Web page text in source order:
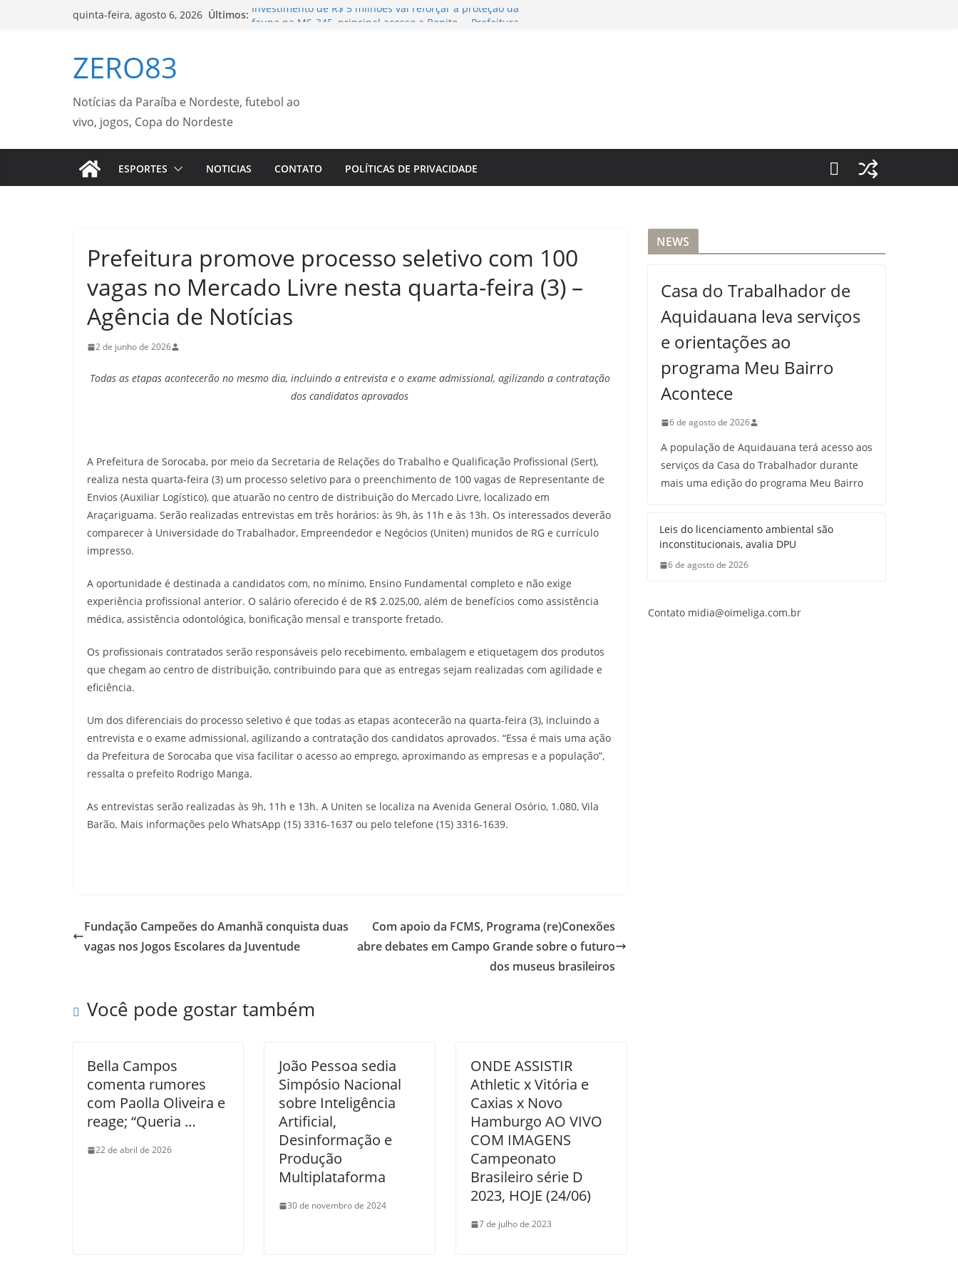
quinta-feira, agosto 6, 2026 Últimos: Investimento de R$ 5 milhões vai reforçar a proteção da
avalia DPU
ZERO83
Notícias da Paraíba e Nordeste, futebol ao
vivo, jogos, Copa do Nordeste
ESPORTES NOTICIAS CONTATO POLÍTICAS DE PRIVACIDADE
Prefeitura promove processo seletivo com 100
vagas no Mercado Livre nesta quarta-feira (3) –
Agência de Notícias
2 de junho de 2026
Todas as etapas acontecerão no mesmo dia, incluindo a entrevista e o exame admissional, agilizando a contratação
dos candidatos aprovados
A Prefeitura de Sorocaba, por meio da Secretaria de Relações do Trabalho e Qualificação Profissional (Sert),
realiza nesta quarta-feira (3) um processo seletivo para o preenchimento de 100 vagas de Representante de
Envios (Auxiliar Logístico), que atuarão no centro de distribuição do Mercado Livre, localizado em
Araçariguama. Serão realizadas entrevistas em três horários: às 9h, às 11h e às 13h. Os interessados deverão
comparecer à Universidade do Trabalhador, Empreendedor e Negócios (Uniten) munidos de RG e currículo
impresso.
A oportunidade é destinada a candidatos com, no mínimo, Ensino Fundamental completo e não exige
experiência profissional anterior. O salário oferecido é de R$ 2.025,00, além de benefícios como assistência
médica, assistência odontológica, bonificação mensal e transporte fretado.
Os profissionais contratados serão responsáveis pelo recebimento, embalagem e etiquetagem dos produtos
que chegam ao centro de distribuição, contribuindo para que as entregas sejam realizadas com agilidade e
eficiência.
Um dos diferenciais do processo seletivo é que todas as etapas acontecerão na quarta-feira (3), incluindo a
entrevista e o exame admissional, agilizando a contratação dos candidatos aprovados. “Essa é mais uma ação
da Prefeitura de Sorocaba que visa facilitar o acesso ao emprego, aproximando as empresas e a população”,
ressalta o prefeito Rodrigo Manga.
As entrevistas serão realizadas às 9h, 11h e 13h. A Uniten se localiza na Avenida General Osório, 1.080, Vila
Barão. Mais informações pelo WhatsApp (15) 3316-1637 ou pelo telefone (15) 3316-1639.
Fundação Campeões do Amanhã conquista duas
vagas nos Jogos Escolares da Juventude
Com apoio da FCMS, Programa (re)Conexões
abre debates em Campo Grande sobre o futuro
dos museus brasileiros
Você pode gostar também
Bella Campos
comenta rumores
com Paolla Oliveira e
reage; “Queria …
22 de abril de 2026
João Pessoa sedia
Simpósio Nacional
sobre Inteligência
Artificial,
Desinformação e
Produção
Multiplataforma
30 de novembro de 2024
ONDE ASSISTIR
Athletic x Vitória e
Caxias x Novo
Hamburgo AO VIVO
COM IMAGENS
Campeonato
Brasileiro série D
2023, HOJE (24/06)
7 de julho de 2023
NEWS
Casa do Trabalhador de
Aquidauana leva serviços
e orientações ao
programa Meu Bairro
Acontece
6 de agosto de 2026
A população de Aquidauana terá acesso aos
serviços da Casa do Trabalhador durante
mais uma edição do programa Meu Bairro
Leis do licenciamento ambiental são
inconstitucionais, avalia DPU
6 de agosto de 2026
Contato midia@oimeliga.com.br